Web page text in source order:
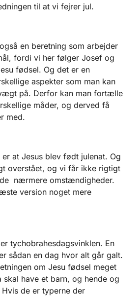
til at vi fejrer jul.
en beretning som arbejder
fordi vi her følger Josef og
fødsel. Og det er en
aspekter som man kan
på. Derfor kan man fortælle
måder, og derved få
med.
at Jesus blev født julenat. Og
overstået, og vi får ikke rigtigt
nærmere omstændigheder.
version noget mere
tychobrahesdagsvinklen. En
sådan en dag hvor alt går galt.
om Jesu fødsel meget
skal have et barn, og hende og
de er typerne der